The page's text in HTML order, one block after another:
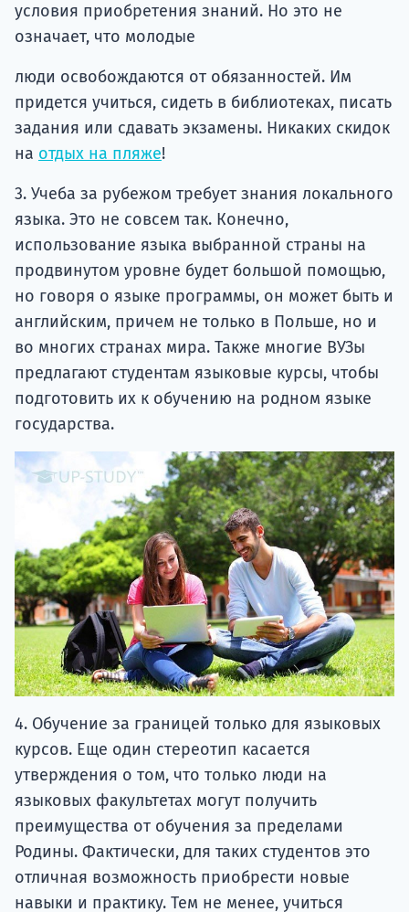
условия приобретения знаний. Но это не
означает, что молодые
люди освобождаются от обязанностей. Им
придется учиться, сидеть в библиотеках, писать
задания или сдавать экзамены. Никаких скидок
на отдых на пляже!
3. Учеба за рубежом требует знания локального
языка. Это не совсем так. Конечно,
использование языка выбранной страны на
продвинутом уровне будет большой помощью,
но говоря о языке программы, он может быть и
английским, причем не только в Польше, но и
во многих странах мира. Также многие ВУЗы
предлагают студентам языковые курсы, чтобы
подготовить их к обучению на родном языке
государства.
4. Обучение за границей только для языковых
курсов. Еще один стереотип касается
утверждения о том, что только люди на
языковых факультетах могут получить
преимущества от обучения за пределами
Родины. Фактически, для таких студентов это
отличная возможность приобрести новые
навыки и практику. Тем не менее, учиться